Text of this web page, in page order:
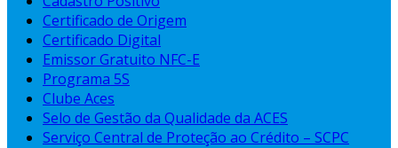
Certificado de Origem
Certificado Digital
Emissor Gratuito NFC-E
Programa 5S
Clube Aces
Selo de Gestão da Qualidade da ACES
Serviço Central de Proteção ao Crédito – SCPC